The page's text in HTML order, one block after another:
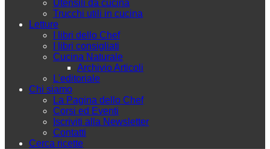
Utensili da cucina
Trucchi utili in cucina
Letture
I libri dello Chef
I libri consigliati
Cucina Naturale
Archivio Articoli
L'editoriale
Chi siamo
La Pagina dello Chef
Corsi ed Eventi
Iscriviti alla Newsletter
Contatti
Cerca ricette